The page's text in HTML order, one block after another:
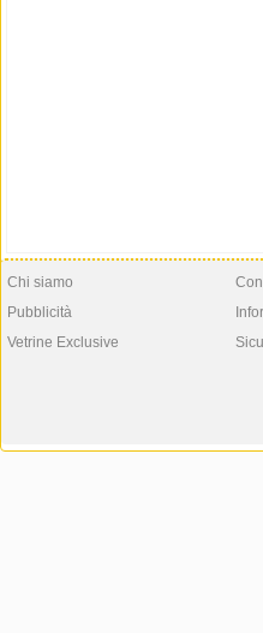
Chi siamo
Pubblicità
Vetrine Exclusive